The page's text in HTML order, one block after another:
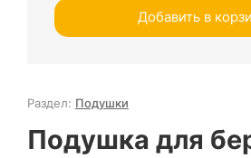
Добавить в
Раздел: Подушки
Подушка для